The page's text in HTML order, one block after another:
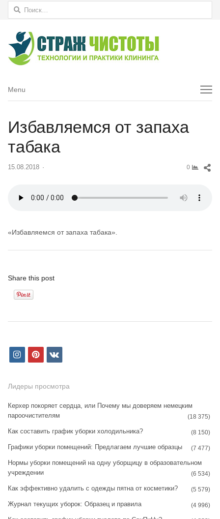
Найти:
Menu
Menu
Избавляемся от запаха
табака
15.08.2018 0
«Избавляемся от запаха табака».
Share this post
i
s
a
g
r
a
p
n
e
r
e
s
v
Лидеры просмотра
Керхер покоряет сердца, или Почему мы доверяем немецким
пароочистителям
(18 375)
Как составить график уборки холодильника? (8 150)
Графики уборки помещений: Предлагаем лучшие образцы (7 477)
Нормы уборки помещений на одну уборщицу в образовательном
учреждении
(6 534)
Как эффективно удалить с одежды пятна от косметики? (5 579)
Журнал текущих уборок: Образец и правила (4 996)